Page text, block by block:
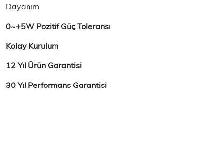
Dayanım
0~+5W Pozitif Güç Toleransı
Kolay Kurulum
12 Yıl Ürün Garantisi
30 Yıl Performans Garantisi